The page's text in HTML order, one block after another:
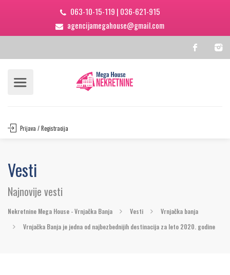
063-10-15-119 | 036-621-915
agencijamegahouse@gmail.com
Prijava / Registracija
Vesti
Najnovije vesti
Nekretnine Mega House - Vrnjačka Banja Vesti
Vrnjačka banja
Vrnjačka Banja je jedna od najbezbednijih destinacija za leto 2020. godine